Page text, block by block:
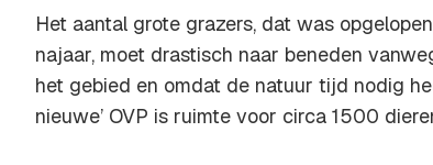
Het aantal grote grazers, dat was
najaar, moet drastisch naar beneden
het gebied en omdat de natuur tijd nodig
nieuwe’ OVP is ruimte voor circa 1500